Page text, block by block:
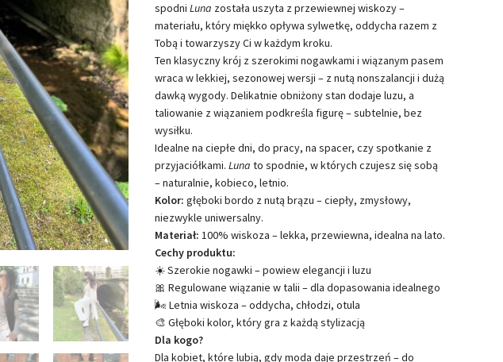
spodniLuna została uszyta z przewiewnej wiskozy –
materiału, który miękko opływa sylwetkę, oddycha razem z
Tobą i towarzyszy Ci w każdym kroku.
Ten klasyczny krój z szerokimi nogawkami i wiązanym pasem
wraca w lekkiej, sezonowej wersji – z nutą nonszalancji i dużą
dawką wygody. Delikatnie obniżony stan dodaje luzu, a
taliowanie z wiązaniem podkreśla figurę – subtelnie, bez
wysiłku.
Idealne na ciepłe dni, do pracy, na spacer, czy spotkanie z
przyjaciółkami.Luna to spodnie, w których czujesz się sobą
– naturalnie, kobieco, letnio.
Kolor: głęboki bordo z nutą brązu – ciepły, zmysłowy,
niezwykle uniwersalny.
Materiał: 100% wiskoza – lekka, przewiewna, idealna na lato.
Cechy produktu:
☀️ Szerokie nogawki – powiew elegancji i luzu
🎀 Regulowane wiązanie w talii – dla dopasowania idealnego
🌬️ Letnia wiskoza – oddycha, chłodzi, otula
🎨 Głęboki kolor, który gra z każdą stylizacją
Dla kogo?
Dla kobiet, które lubią, gdy moda daje przestrzeń – do